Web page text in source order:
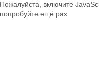
Пожалуйста, включите
попробуйте ещё раз